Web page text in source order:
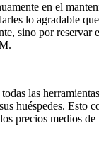
en el
lo agradable
sino por
las
huéspedes. Esto
precios medios